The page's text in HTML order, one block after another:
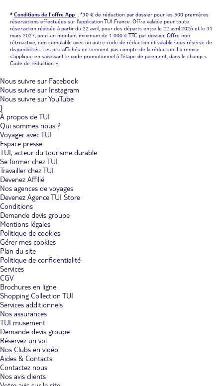
* Conditions de l'offre App : *30 € de réduction par dossier pour les 500 premières
réservations effectuées sur l'application TUI France. Offre valable pour toute
réservation réalisée à partir du 22 avril, pour des départs entre le 22 avril 2026 et le 31
mars 2027, pour un montant minimum de 1 000 € TTC par dossier. Offre non
rétroactive, non cumulable avec un autre code de réduction et valable sous réserve de
disponibilités. Les prix affichés ne tiennent pas compte de la réduction. La remise
s'applique en saisissant le code promotionnel à l'étape de paiement, dans le champ «
Code de réduction ».
Nous suivre sur Facebook
Nous suivre sur Instagram
Nous suivre sur YouTube
}
À propos de TUI
Qui sommes nous ?
Voyager avec TUI
Espace presse
TUI, acteur du tourisme durable
Se former chez TUI
Travailler chez TUI
Devenez Affilié
Nos agences de voyages
Devenez Agence TUI Store
Conditions
Demande devis groupe
Mentions légales
Politique de cookies
Gérer mes cookies
Plan du site
Politique de confidentialité
Services
CGV
Brochures en ligne
Shopping Collection TUI
Services additionnels
Nos assurances
TUI musement
Demande devis groupe
Réservez un vol
Nos Clubs en vidéo
Aides & Contacts
Contactez nous
Nos avis clients